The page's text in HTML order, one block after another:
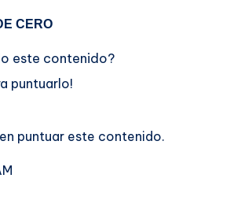
CERO
este contenido?
puntuarlo!
puntuar este contenido.